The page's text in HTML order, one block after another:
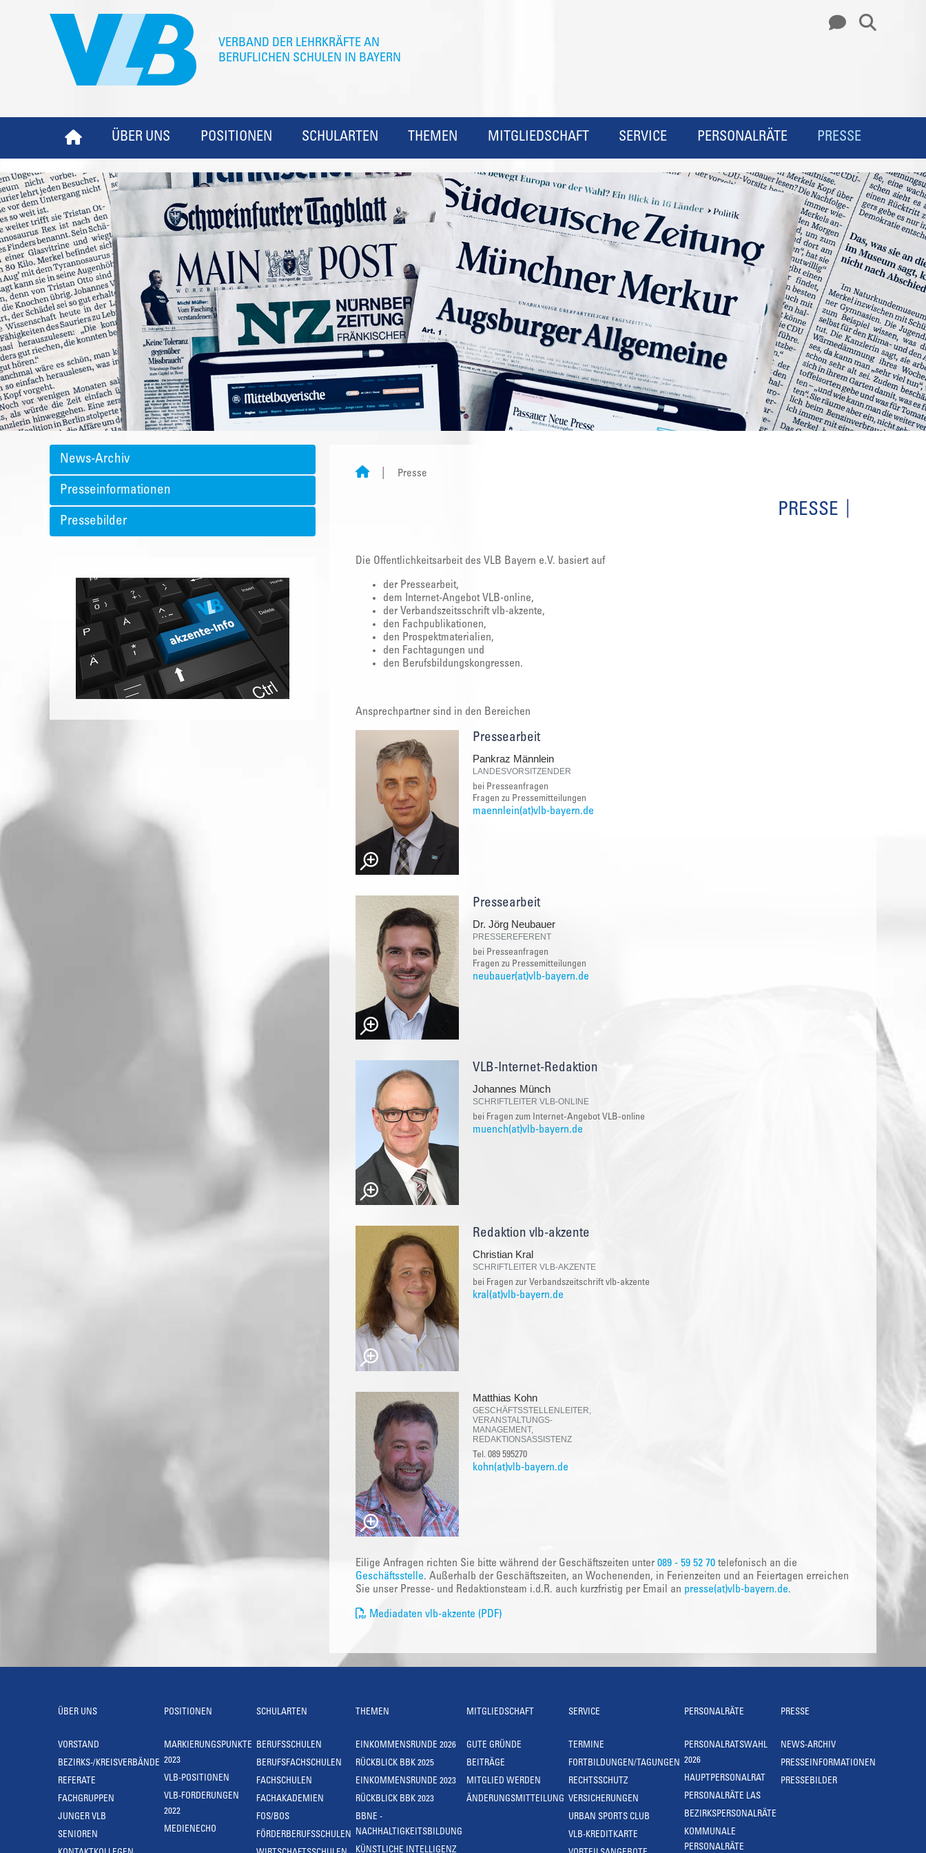
ÜBER UNS POSITIONEN SCHULARTEN THEMEN MITGLIEDSCHAFT SERVICE PERSONALRÄTE PRESSE
News-Archiv
Presseinformationen
Pressebilder
Presse
PRESSE
Die Öffentlichkeitsarbeit des VLB Bayern e.V. basiert auf
der Pressearbeit,
dem Internet-Angebot VLB-online,
der Verbandszeitsschrift vlb-akzente,
den Fachpublikationen,
den Prospektmaterialien,
den Fachtagungen und
den Berufsbildungskongressen.
Ansprechpartner sind in den Bereichen
Pressearbeit
Pankraz Männlein
LANDESVORSITZENDER
bei Presseanfragen
Fragen zu Pressemitteilungen
maennlein(at)vlb-bayern.de
Pressearbeit
Dr. Jörg Neubauer
PRESSEREFERENT
bei Presseanfragen
Fragen zu Pressemitteilungen
neubauer(at)vlb-bayern.de
VLB-Internet-Redaktion
Johannes Münch
SCHRIFTLEITER VLB-ONLINE
bei Fragen zum Internet-Angebot VLB-online
muench(at)vlb-bayern.de
Redaktion vlb-akzente
Christian Kral
SCHRIFTLEITER VLB-AKZENTE
bei Fragen zur Verbandszeitschrift vlb-akzente
kral(at)vlb-bayern.de
Matthias Kohn
GESCHÄFTSSTELLENLEITER,
VERANSTALTUNGS-
MANAGEMENT,
REDAKTIONSASSISTENZ
Tel. 089 595270
kohn(at)vlb-bayern.de
Eilige Anfragen richten Sie bitte während der Geschäftszeiten unter 089 - 59 52 70 telefonisch an die
Geschäftsstelle. Außerhalb der Geschäftszeiten, an Wochenenden, in Ferienzeiten und an Feiertagen erreichen
Sie unser Presse- und Redaktionsteam i.d.R. auch kurzfristig per Email an presse(at)vlb-bayern.de.
Mediadaten vlb-akzente (PDF)
ÜBER UNS
VORSTAND
BEZIRKS-/KREISVERBÄNDE
REFERATE
FACHGRUPPEN
JUNGER VLB
SENIOREN
POSITIONEN
MARKIERUNGSPUNKTE
2023
VLB-POSITIONEN
VLB-FORDERUNGEN
2022
MEDIENECHO
SCHULARTEN
BERUFSSCHULEN
BERUFSFACHSCHULEN
FACHSCHULEN
FACHAKADEMIEN
FOS/BOS
FÖRDERBERUFSSCHULEN
THEMEN
EINKOMMENSRUNDE 2026
RÜCKBLICK BBK 2025
EINKOMMENSRUNDE 2023
RÜCKBLICK BBK 2023
BBNE -
NACHHALTIGKEITSBILDUNG
KÜNSTLICHE INTELLIGENZ
MITGLIEDSCHAFT
GUTE GRÜNDE
BEITRÄGE
MITGLIED WERDEN
ÄNDERUNGSMITTEILUNG
SERVICE
TERMINE
FORTBILDUNGEN/TAGUNGEN
RECHTSSCHUTZ
VERSICHERUNGEN
URBAN SPORTS CLUB
VLB-KREDITKARTE
PERSONALRÄTE
PERSONALRATSWAHL
2026
HAUPTPERSONALRAT
PERSONALRÄTE LAS
BEZIRKSPERSONALRÄTE
KOMMUNALE
PERSONALRÄTE
PRESSE
NEWS-ARCHIV
PRESSEINFORMATIONEN
PRESSEBILDER